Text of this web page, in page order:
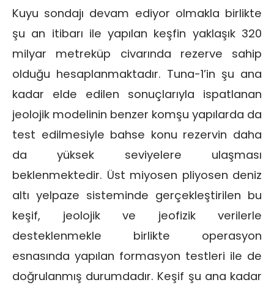
Kuyu sondajı devam ediyor olmakla birlikte
şu an itibarı ile yapılan keşfin yaklaşık 320
milyar metreküp civarında rezerve sahip
olduğu hesaplanmaktadır. Tuna-1’in şu ana
kadar elde edilen sonuçlarıyla ispatlanan
jeolojik modelinin benzer komşu yapılarda da
test edilmesiyle bahse konu rezervin daha
da yüksek seviyelere ulaşması
beklenmektedir. Üst miyosen pliyosen deniz
altı yelpaze sisteminde gerçekleştirilen bu
keşif, jeolojik ve jeofizik verilerle
desteklenmekle birlikte operasyon
esnasında yapılan formasyon testleri ile de
doğrulanmış durumdadır. Keşif şu ana kadar